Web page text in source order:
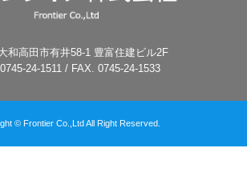
和高田市有井58-1 豊富住建ビル2F
24-1511 / FAX. 0745-24-1533
© Frontier Co.,Ltd All Right Reserved.